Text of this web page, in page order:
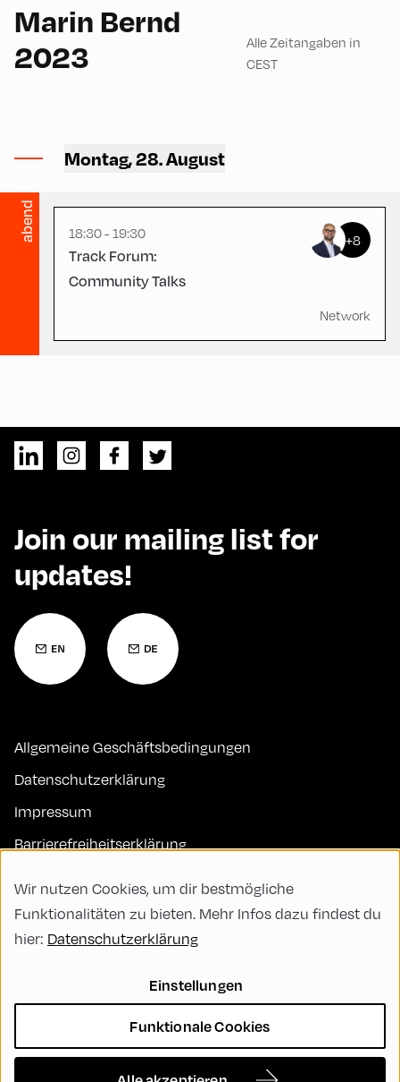
Marin Bernd
2023
Alle Zeitangaben in
CEST
Montag, 28. August
abend
CCA – Schrödinger-Saal
18:30 - 19:30
Track Forum:
Community Talks
+8
Network
Join our mailing list for
updates!
Allgemeine Geschäftsbedingungen
Datenschutzerklärung
Impressum
Barrierefreiheitserklärung
FAQs
Code of Conduct
Nachhaltigkeit
Vielfalt, Gleichberechtigung und Inklusion
Wir nutzen Cookies, um dir bestmögliche
Funktionalitäten zu bieten. Mehr Infos dazu findest du
hier: Datenschutzerklärung
Einstellungen
Funktionale Cookies